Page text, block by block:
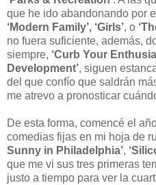
que he ido abandonando por
‘Modern Family’, ‘Girls’, o
no fuera suficiente, además,
siempre, ‘Curb Your
Development’, siguen
del que confío que saldrán
me atrevo a pronosticar
De esta forma, comencé el
comedias fijas en mi hoja de
Sunny in Philadelphia’,
que me vi sus tres primeras
justo a tiempo para ver la